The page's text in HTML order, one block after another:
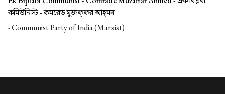
কমিউনিস্ট - কমরেড মুজফ্‌ফর আহ্‌মদ
- Communist Party of India (Marxist)